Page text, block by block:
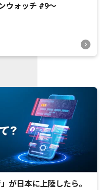
ウォッチ #9〜
が日本に上陸したら。